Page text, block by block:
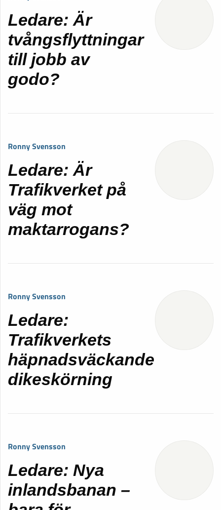
Ledare: Är
tvångsflyttningar
till jobb av
godo?
Ronny Svensson
Ledare: Är
Trafikverket på
väg mot
maktarrogans?
Ronny Svensson
Ledare:
Trafikverkets
häpnadsväckande
dikeskörning
Ronny Svensson
Ledare: Nya
inlandsbanan –